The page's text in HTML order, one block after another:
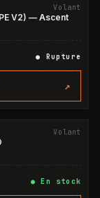
Volant
V2) — Ascent
● Rupture
↗
Volant
●En stock